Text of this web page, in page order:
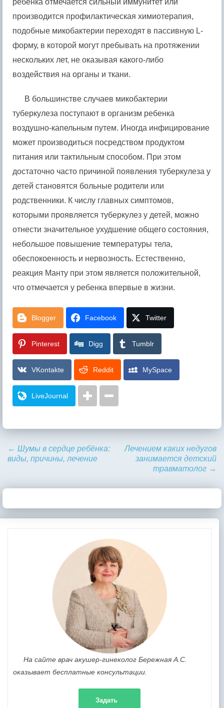
производится профилактическая химиотерапия,
подобные микобактерии переходят в пассивную L-
форму, в которой могут пребывать на протяжении
нескольких лет, не оказывая какого-либо
воздействия на органы и ткани.
В большинстве случаев микобактерии
туберкулеза поступают в организм ребенка
воздушно-капельным путем. Иногда инфицирование
может производиться посредством продуктом
питания или тактильным способом. При этом
достаточно часто причиной появления туберкулеза у
детей становятся больные родители или
родственники. К числу главных симптомов,
которыми проявляется туберкулез у детей, можно
отнести значительное ухудшение общего состояния,
небольшое повышение температуры тела,
обеспокоенность и нервозность. Естественно,
реакция Манту при этом является положительной,
что отмечается у ребенка впервые в жизни.
Blogger Facebook Twitter
Pinterest Digg Tumblr
VKontakte Reddit MySpace
LiveJournal
← Шумы в сердце ребёнка:
виды, причины, лечение
Лечением каких недугов
занимается детский
травматолог →
На сайте врач акушер-гинеколог Бережная А.С.
оказывает бесплатные консультации.
Задать